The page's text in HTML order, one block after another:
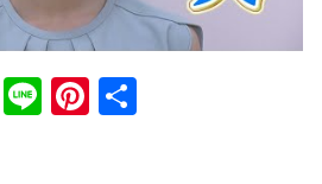
P
Li
Pi